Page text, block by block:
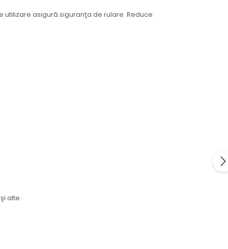
asigură siguranţa de rulare. Reduce
alte